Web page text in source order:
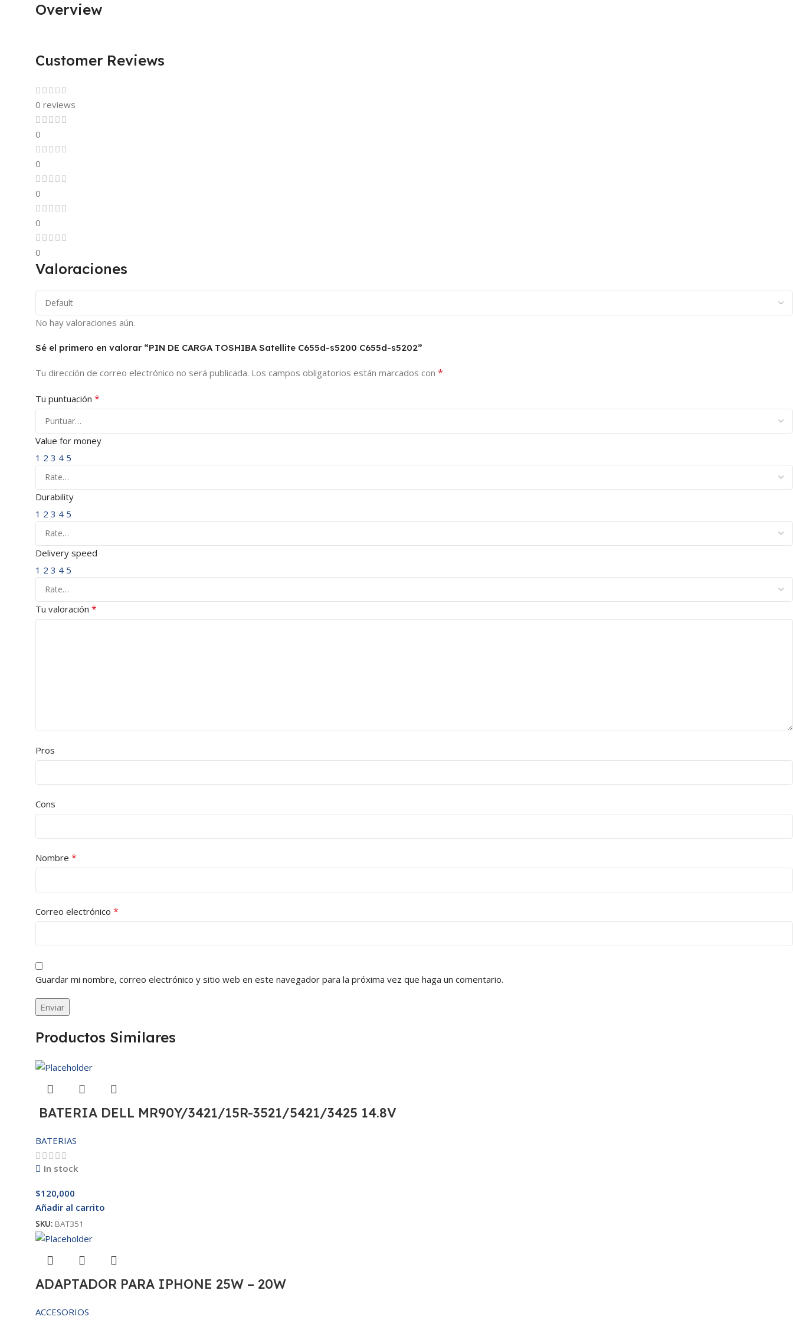
Overview
Customer Reviews
0 reviews
0
0
0
0
0
Valoraciones
No hay valoraciones aún.
Sé el primero en valorar “PIN DE CARGA TOSHIBA Satellite C655d-s5200 C655d-s5202”
Tu dirección de correo electrónico no será publicada. Los campos obligatorios están marcados con *
Tu puntuación *
Value for money
1 2 3 4 5
Durability
1 2 3 4 5
Delivery speed
1 2 3 4 5
Tu valoración *
Pros
Cons
Nombre *
Correo electrónico *
Guardar mi nombre, correo electrónico y sitio web en este navegador para la próxima vez que haga un comentario.
Productos Similares
BATERIA DELL MR90Y/3421/15R-3521/5421/3425 14.8V
BATERIAS
In stock
$120,000
Añadir al carrito
SKU: BAT351
ADAPTADOR PARA IPHONE 25W – 20W
ACCESORIOS